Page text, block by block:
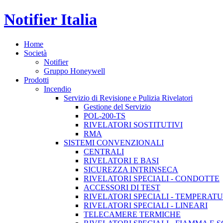
Notifier Italia
Home
Società
Notifier
Gruppo Honeywell
Prodotti
Incendio
Servizio di Revisione e Pulizia Rivelatori
Gestione del Servizio
POL-200-TS
RIVELATORI SOSTITUTIVI
RMA
SISTEMI CONVENZIONALI
CENTRALI
RIVELATORI E BASI
SICUREZZA INTRINSECA
RIVELATORI SPECIALI - CONDOTTE
ACCESSORI DI TEST
RIVELATORI SPECIALI -
RIVELATORI SPECIALI - LINEARI
TELECAMERE TERMICHE